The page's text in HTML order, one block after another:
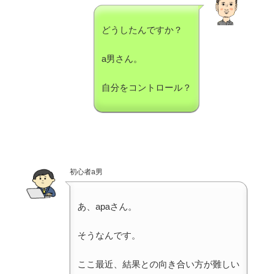
どうしたんですか？
a男さん。
自分をコントロール？
初心者a男
あ、apaさん。
そうなんです。
ここ最近、結果との向き合い方が難しい